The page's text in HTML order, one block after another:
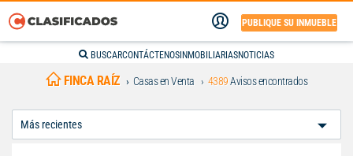
PUBLIQUE SU INMUEBLE
BUSCARCONTÁCTENOS INMOBILIARIASNOTICIAS
FINCA RAÍZ Casas en Venta 4389Avisos encontrados